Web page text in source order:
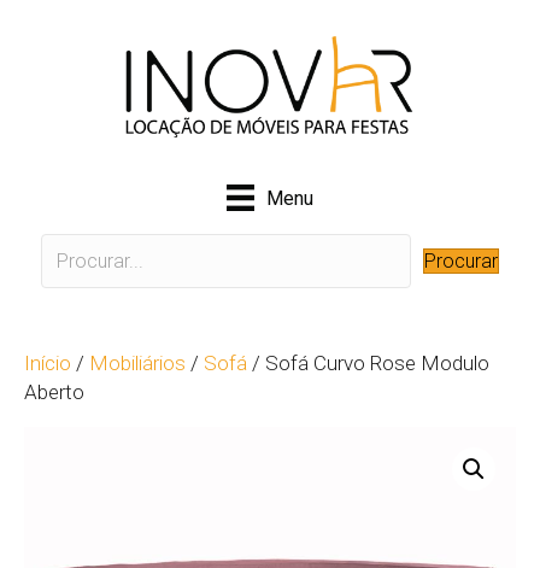
Menu
Procurar
Início / Mobiliários / Sofá / Sofá Curvo Rose Modulo
Aberto